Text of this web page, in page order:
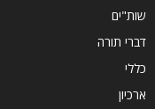
שות"ים
דברי תורה
כללי
ארכיון